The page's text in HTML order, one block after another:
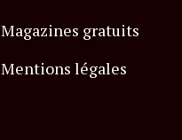
Magazines gratuits
Mentions légales